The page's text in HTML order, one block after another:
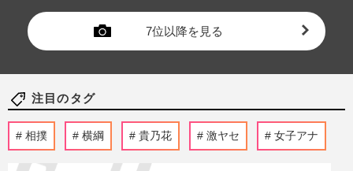
7位以降を見る
注目のタグ
相撲 横綱 貴乃花 激ヤセ 女子アナ